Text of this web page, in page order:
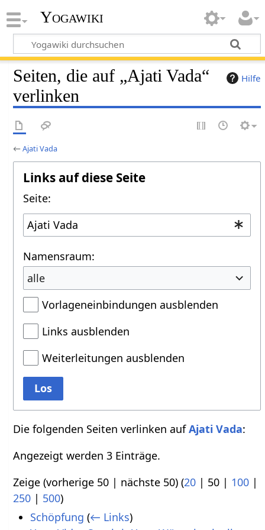
Yogawiki
Hilfe
Seiten, die auf „Ajati Vada“
verlinken
←Ajati Vada
Links auf diese Seite
Seite:
Namensraum:
alle
Vorlageneinbindungen ausblenden
Links ausblenden
Weiterleitungen ausblenden
Los
Die folgenden Seiten verlinken aufAjati Vada:
Angezeigt werden 3 Einträge.
Zeige (vorherige 50 | nächste 50) (20 | 50 | 100 |
250 | 500)
Schöpfung (← Links)